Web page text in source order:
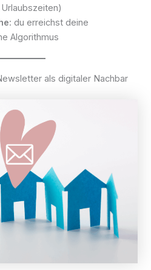
: du erreichst deine
Algorithmus
als digitaler Nachbar